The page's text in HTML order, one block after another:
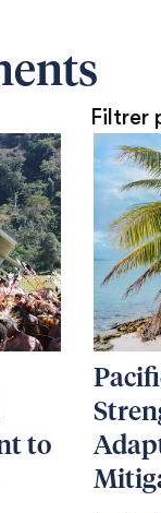
Filtrer
to